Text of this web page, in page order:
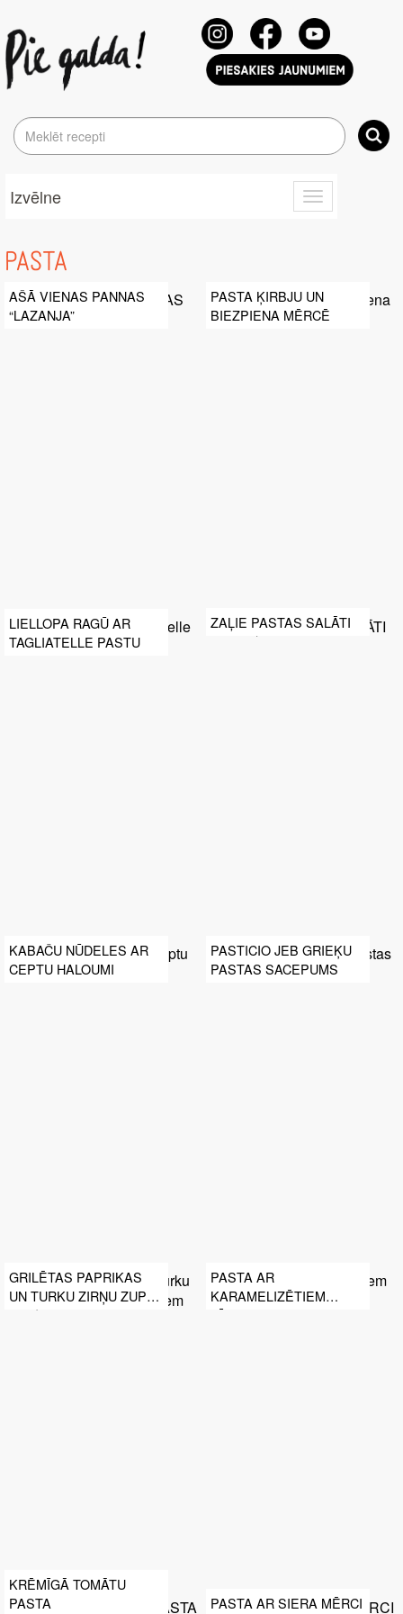
Toggle
navigation
Izvēlne
PASTA
AŠĀ VIENAS PANNAS
“LAZANJA”
PASTA ĶIRBJU UN
BIEZPIENA MĒRCĒ
LIELLOPA RAGŪ AR
TAGLIATELLE PASTU
ZAĻIE PASTAS SALĀTI
KABAČU NŪDELES AR
CEPTU HALOUMI
PASTICIO JEB GRIEĶU
PASTAS SACEPUMS
GRILĒTAS PAPRIKAS
UN TURKU ZIRŅU ZUPA
AR MAKARONIEM
PASTA AR
KARAMELIZĒTIEM
SĪPOLIEM
KRĒMĪGĀ TOMĀTU
PASTA
PASTA AR SIERA MĒRCI